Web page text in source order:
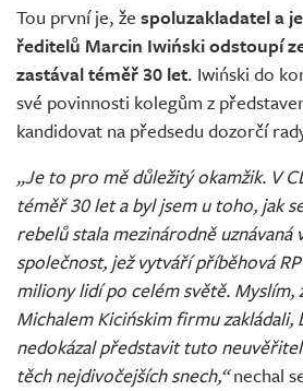
Tou první je, že spoluzakladatel a
ředitelů Marcin Iwiński odstoupí
zastával téměř 30 let. Iwiński do
své povinnosti kolegům z
kandidovat na předsedu dozorčí
„Je to pro mě důležitý okamžik. V
téměř 30 let a byl jsem u toho, jak
rebelů stala mezinárodně uznávaná
společnost, jež vytváří příběhová
miliony lidí po celém světě. Myslím,
Michalem Kicińskim firmu zakládali,
nedokázal představit tuto
těch nejdivočejších snech,“nechal